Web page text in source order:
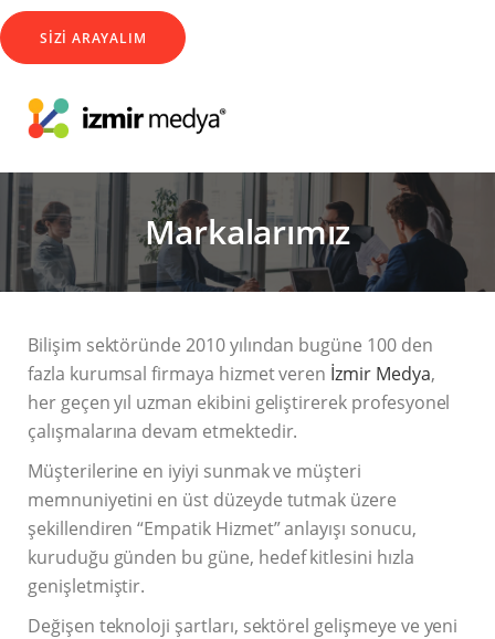
SİZİ ARAYALIM
Markalarımız
Bilişim sektöründe 2010 yılından bugüne 100 den
fazla kurumsal firmaya hizmet veren İzmir Medya,
her geçen yıl uzman ekibini geliştirerek profesyonel
çalışmalarına devam etmektedir.
Müşterilerine en iyiyi sunmak ve müşteri
memnuniyetini en üst düzeyde tutmak üzere
şekillendiren “Empatik Hizmet” anlayışı sonucu,
kuruduğu günden bu güne, hedef kitlesini hızla
genişletmiştir.
Değişen teknoloji şartları, sektörel gelişmeye ve yeni